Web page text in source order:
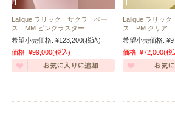
Lalique ラリック サクラ ベー
ス MM ピンクラスター
希望小売価格: ¥123,200(税込)
価格: ¥99,000(税込)
Lalique ラリッ
ス PM クリア
希望小売価格:
価格: ¥72,000(税